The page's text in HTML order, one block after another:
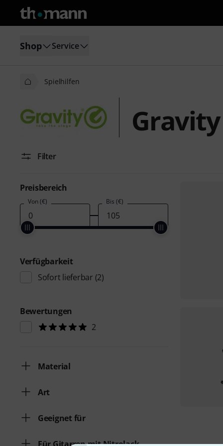
Shop Service
Spielhilfen
Filter
Preisbereich
Von (€) Bis (€)
Verfügbarkeit
Sofort lieferbar (2)
Bewertungen
2
Material
Art
Geeignet für